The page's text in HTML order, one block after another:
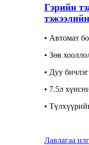
Гэрийн
• Автомат
• Зөв
• Дуу
• 7.5л
•
Лавлагаа